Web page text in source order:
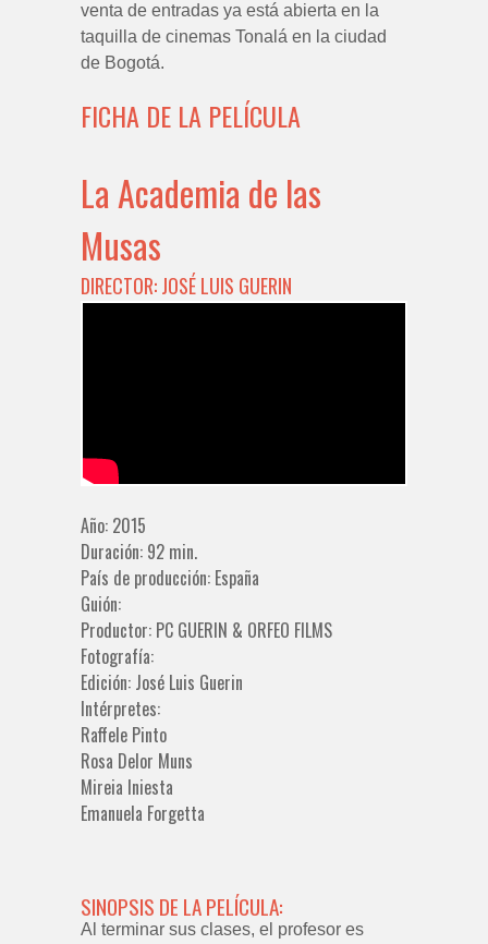
venta de entradas ya está abierta en la
taquilla de cinemas Tonalá en la ciudad
de Bogotá.
FICHA DE LA PELÍCULA
La Academia de las
Musas
DIRECTOR: JOSÉ LUIS GUERIN
Año: 2015
Duración: 92 min.
País de producción: España
Guión:
Productor: PC GUERIN & ORFEO FILMS
Fotografía:
Edición: José Luis Guerin
Intérpretes:
Raffele Pinto
Rosa Delor Muns
Mireia Iniesta
Emanuela Forgetta
SINOPSIS DE LA PELÍCULA:
Al terminar sus clases, el profesor es